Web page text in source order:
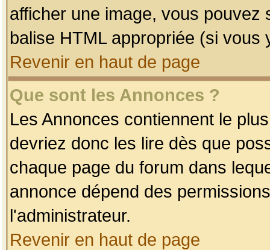
afficher une image, vous pouvez
balise HTML appropriée (si vous
Revenir en haut de page
Que sont les Annonces ?
Les Annonces contiennent le
devriez donc les lire dès que
chaque page du forum dans
annonce dépend des
l'administrateur.
Revenir en haut de page